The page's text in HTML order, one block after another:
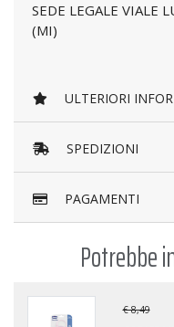
SEDE LEGALE VIALE
(MI)
ULTERIORI
SPEDIZIONI
PAGAMENTI
Potrebbe
€ 8,49